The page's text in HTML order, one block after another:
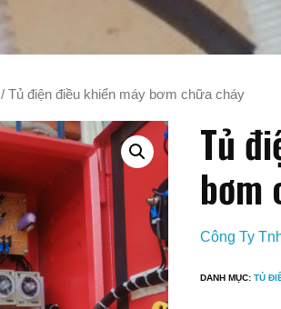
/ Tủ điện điều khiển máy bơm chữa cháy
Tủ
bơm
Công Ty
DANH MỤC: TỦ